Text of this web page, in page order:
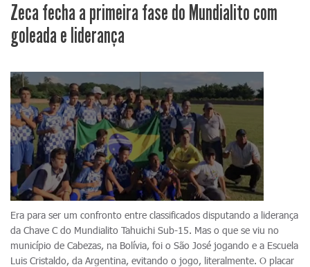
Zeca fecha a primeira fase do Mundialito com
goleada e liderança
Era para ser um confronto entre classificados disputando a liderança
da Chave C do Mundialito Tahuichi Sub-15. Mas o que se viu no
município de Cabezas, na Bolívia, foi o São José jogando e a Escuela
Luis Cristaldo, da Argentina, evitando o jogo, literalmente. O placar